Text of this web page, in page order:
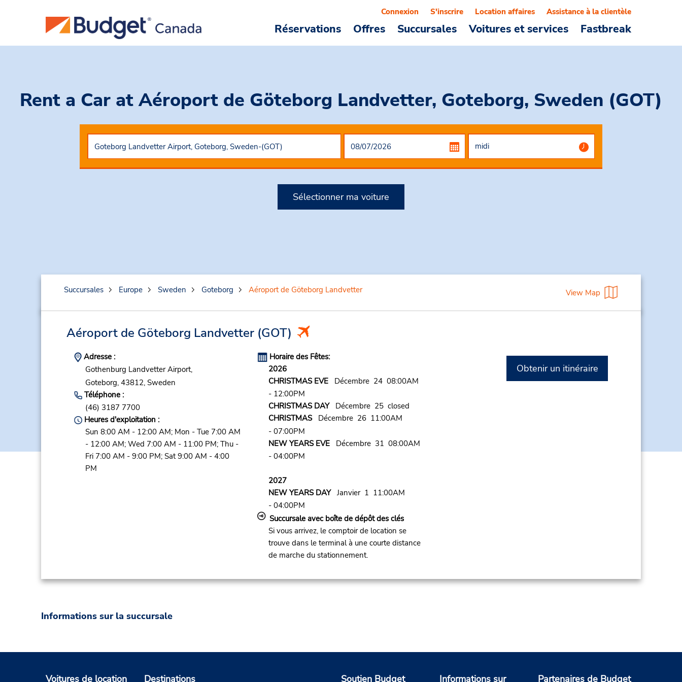
Réservations Offres Succursales Voitures et services Fastbreak
Connexion S'inscrire Location affaires Assistance à la clientèle
Rent a Car at Aéroport de Göteborg Landvetter, Goteborg, Sweden (GOT)
Sélectionner ma voiture
Succursales Europe Sweden Goteborg Aéroport de Göteborg Landvetter View Map
Aéroport de Göteborg Landvetter(GOT)
Adresse :
Gothenburg Landvetter Airport,
Goteborg, 43812, Sweden
Téléphone :
(46) 3187 7700
Heures d'exploitation :
Sun 8:00 AM - 12:00 AM; Mon - Tue 7:00 AM
- 12:00 AM; Wed 7:00 AM - 11:00 PM; Thu -
Fri 7:00 AM - 9:00 PM; Sat 9:00 AM - 4:00
PM
Horaire des Fêtes:
2026
CHRISTMAS EVEDécembre 24 08:00AM
- 12:00PM
CHRISTMAS DAYDécembre 25 closed
CHRISTMASDécembre 26 11:00AM
- 07:00PM
NEW YEARS EVEDécembre 31 08:00AM
- 04:00PM
2027
NEW YEARS DAYJanvier 1 11:00AM
- 04:00PM
Succursale avec boîte de dépôt des clés
Si vous arrivez, le comptoir de location se
trouve dans le terminal à une courte distance
de marche du stationnement.
Obtenir un itinéraire
Informations sur la succursale
Voitures de location Destinations Soutien Budget Informations sur Partenaires de Budget